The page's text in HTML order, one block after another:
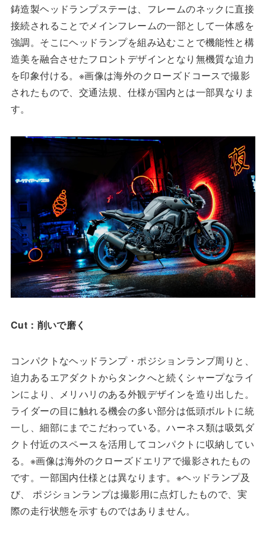
鋳造製ヘッドランプステーは、フレームのネックに直接
接続されることでメインフレームの一部として一体感を
強調。そこにヘッドランプを組み込むことで機能性と構
造美を融合させたフロントデザインとなり無機質な迫力
を印象付ける。※画像は海外のクローズドコースで撮影
されたもので、交通法規、仕様が国内とは一部異なりま
す。
Cut：削いで磨く
コンパクトなヘッドランプ・ポジションランプ周りと、
迫力あるエアダクトからタンクへと続くシャープなライ
ンにより、メリハリのある外観デザインを造り出した。
ライダーの目に触れる機会の多い部分は低頭ボルトに統
一し、細部にまでこだわっている。ハーネス類は吸気ダ
クト付近のスペースを活用してコンパクトに収納してい
る。※画像は海外のクローズドエリアで撮影されたもの
です。一部国内仕様とは異なります。※ヘッドランプ及
び、 ポジションランプは撮影用に点灯したもので、実
際の走行状態を示すものではありません。